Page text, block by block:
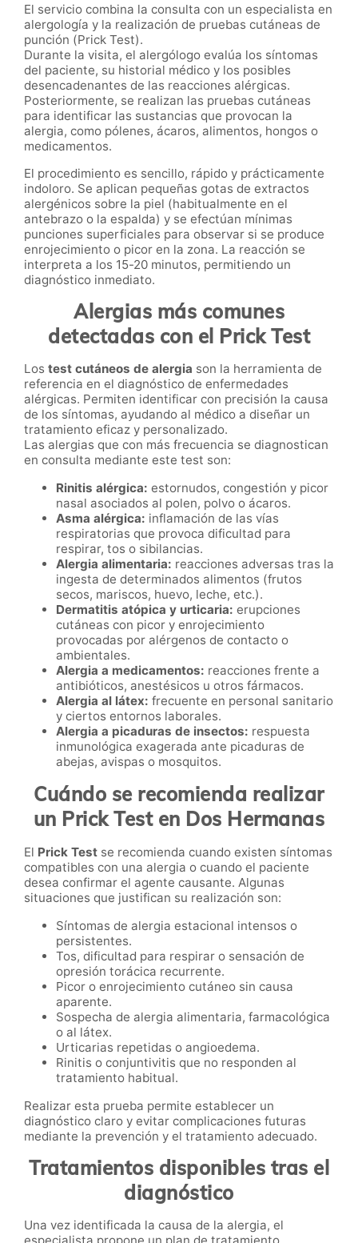
El servicio combina la consulta con un especialista en
alergología y la realización de pruebas cutáneas de
punción (Prick Test).
Durante la visita, el alergólogo evalúa los síntomas
del paciente, su historial médico y los posibles
desencadenantes de las reacciones alérgicas.
Posteriormente, se realizan las pruebas cutáneas
para identificar las sustancias que provocan la
alergia, como pólenes, ácaros, alimentos, hongos o
medicamentos.
El procedimiento es sencillo, rápido y prácticamente
indoloro. Se aplican pequeñas gotas de extractos
alergénicos sobre la piel (habitualmente en el
antebrazo o la espalda) y se efectúan mínimas
punciones superficiales para observar si se produce
enrojecimiento o picor en la zona. La reacción se
interpreta a los 15-20 minutos, permitiendo un
diagnóstico inmediato.
Alergias más comunes
detectadas con el Prick Test
Los test cutáneos de alergia son la herramienta de
referencia en el diagnóstico de enfermedades
alérgicas. Permiten identificar con precisión la causa
de los síntomas, ayudando al médico a diseñar un
tratamiento eficaz y personalizado.
Las alergias que con más frecuencia se diagnostican
en consulta mediante este test son:
Rinitis alérgica: estornudos, congestión y picor
nasal asociados al polen, polvo o ácaros.
Asma alérgica: inflamación de las vías
respiratorias que provoca dificultad para
respirar, tos o sibilancias.
Alergia alimentaria: reacciones adversas tras la
ingesta de determinados alimentos (frutos
secos, mariscos, huevo, leche, etc.).
Dermatitis atópica y urticaria: erupciones
cutáneas con picor y enrojecimiento
provocadas por alérgenos de contacto o
ambientales.
Alergia a medicamentos: reacciones frente a
antibióticos, anestésicos u otros fármacos.
Alergia al látex: frecuente en personal sanitario
y ciertos entornos laborales.
Alergia a picaduras de insectos: respuesta
inmunológica exagerada ante picaduras de
abejas, avispas o mosquitos.
Cuándo se recomienda realizar
un Prick Test en Dos Hermanas
El Prick Test se recomienda cuando existen síntomas
compatibles con una alergia o cuando el paciente
desea confirmar el agente causante. Algunas
situaciones que justifican su realización son:
Síntomas de alergia estacional intensos o
persistentes.
Tos, dificultad para respirar o sensación de
opresión torácica recurrente.
Picor o enrojecimiento cutáneo sin causa
aparente.
Sospecha de alergia alimentaria, farmacológica
o al látex.
Urticarias repetidas o angioedema.
Rinitis o conjuntivitis que no responden al
tratamiento habitual.
Realizar esta prueba permite establecer un
diagnóstico claro y evitar complicaciones futuras
mediante la prevención y el tratamiento adecuado.
Tratamientos disponibles tras el
diagnóstico
Una vez identificada la causa de la alergia, el